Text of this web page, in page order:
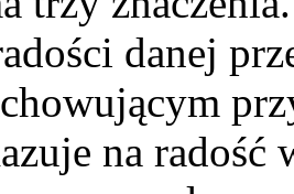
danej
na radość